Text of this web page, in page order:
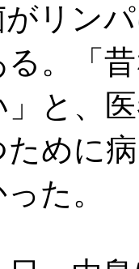
がリン
。「
と、
ために
た。